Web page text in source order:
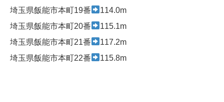
埼玉県飯能市本町19番
114.0m
埼玉県飯能市本町20番
115.1m
埼玉県飯能市本町21番
117.2m
埼玉県飯能市本町22番
115.8m